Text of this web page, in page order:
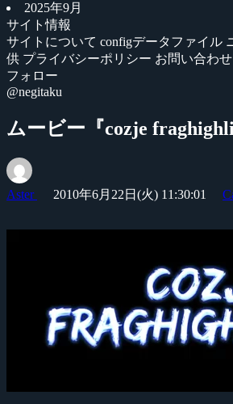
2025年9月
サイト情報
サイトについて configデータファイル
供 プライバシーポリシー お問い合わせ
フォロー
@negitaku
ムービー『cozje
Aster 2010年6月22日(火) 11:30:01